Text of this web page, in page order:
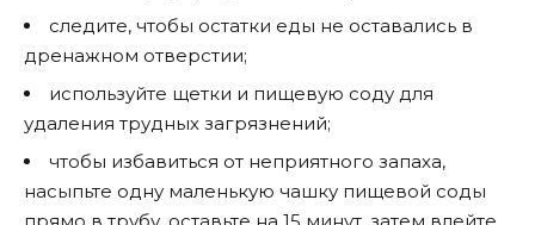
следите, чтобы остатки еды не оставались в
дренажном отверстии;
используйте щетки и пищевую соду для
удаления трудных загрязнений;
чтобы избавиться от неприятного запаха,
насыпьте одну маленькую чашку пищевой соды
прямо в трубу, оставьте на 15 минут, затем влейте